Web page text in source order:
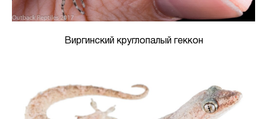
Виргинский круглопалый геккон